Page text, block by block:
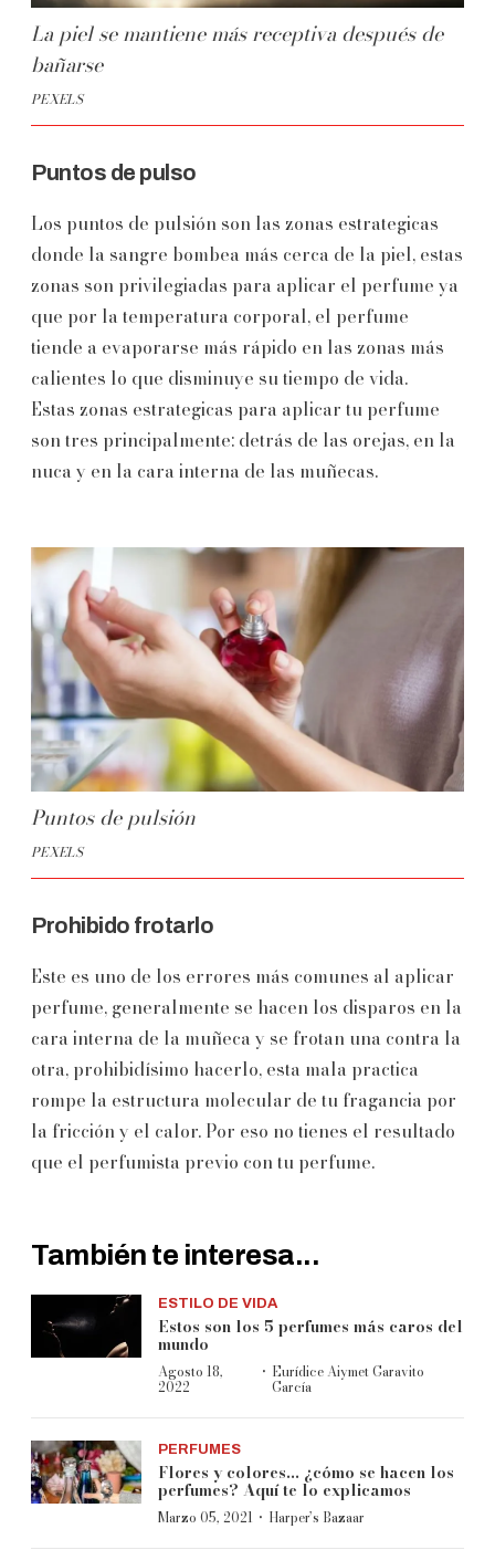
La piel se mantiene más receptiva después de
bañarse
PEXELS
Puntos de pulso
Los puntos de pulsión son las zonas estrategicas
donde la sangre bombea más cerca de la piel, estas
zonas son privilegiadas para aplicar el perfume ya
que por la temperatura corporal, el perfume
tiende a evaporarse más rápido en las zonas más
calientes lo que disminuye su tiempo de vida.
Estas zonas estrategicas para aplicar tu perfume
son tres principalmente: detrás de las orejas, en la
nuca y en la cara interna de las muñecas.
Puntos de pulsión
PEXELS
Prohibido frotarlo
Este es uno de los errores más comunes al aplicar
perfume, generalmente se hacen los disparos en la
cara interna de la muñeca y se frotan una contra la
otra, prohibidísimo hacerlo, esta mala practica
rompe la estructura molecular de tu fragancia por
la fricción y el calor. Por eso no tienes el resultado
que el perfumista previo con tu perfume.
También te interesa...
ESTILO DE VIDA
Estos son los 5 perfumes más caros del
mundo
Agosto 18,
2022 · Eurídice Aiymet Garavito
García
PERFUMES
Flores y colores... ¿cómo se hacen los
perfumes? Aquí te lo explicamos
Marzo 05, 2021 · Harper’s Bazaar